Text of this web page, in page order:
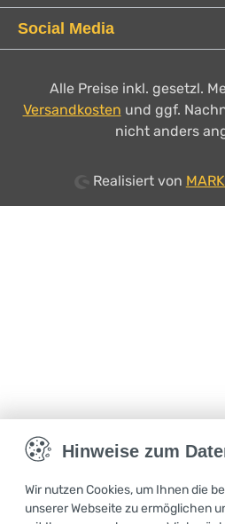
Social Media
Alle Preise inkl. gesetzl.
Versandkosten und ggf.
nicht anders
Realisiert von
Hinweise zum
Wir nutzen Cookies, um Ihnen die
unserer Webseite zu ermöglichen